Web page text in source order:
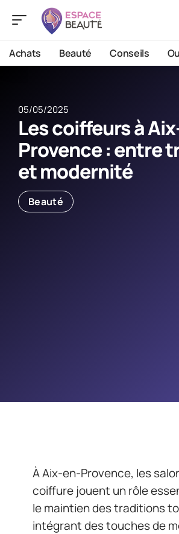
Achats Beauté Conseils
05/05/2025
Les coiffeurs à
Provence : entre
et modernité
Beauté
À Aix-en-Provence, les
coiffure jouent un rôle
le maintien des traditions
intégrant des touches de